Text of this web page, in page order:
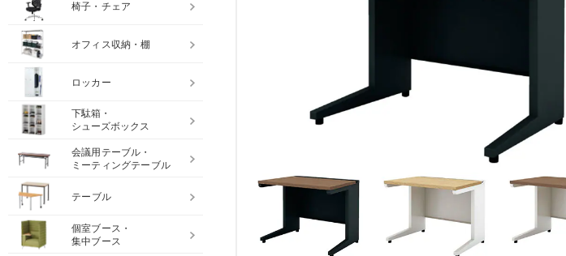
椅子・チェア
オフィス収納・棚
ロッカー
下駄箱・
シューズボックス
会議用テーブル・
ミーティングテーブル
テーブル
個室ブース・
集中ブース